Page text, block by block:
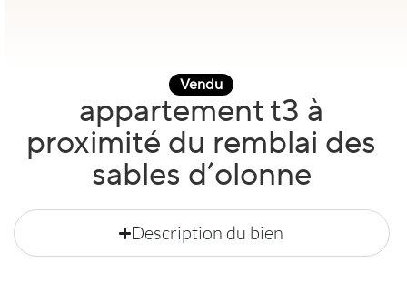
Vendu
appartement t3 à
proximité du remblai des
sables d’olonne
Description du bien